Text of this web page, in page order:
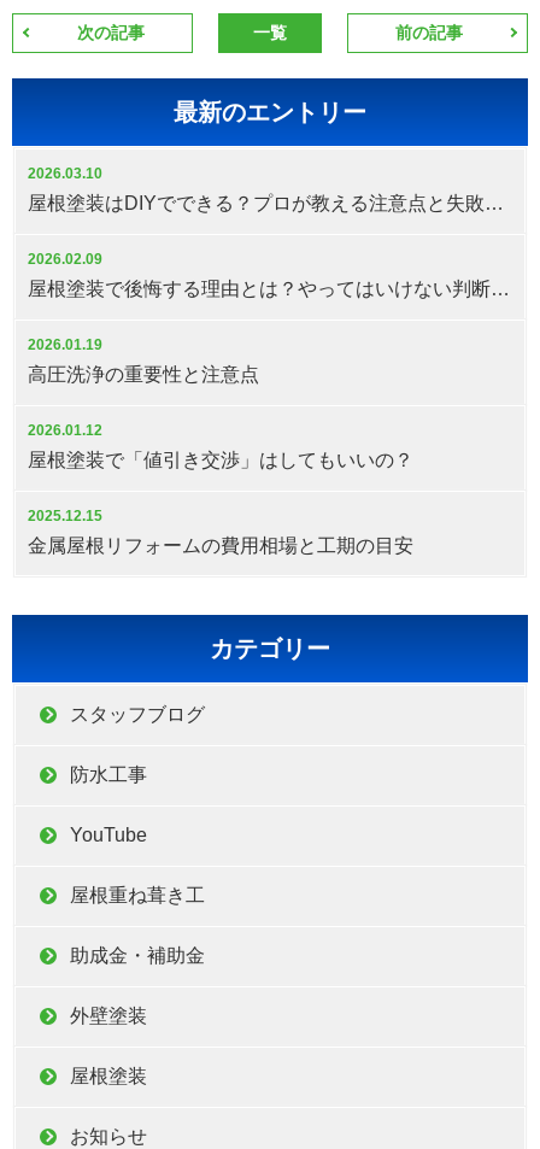
次の記事 一覧 前の記事
最新のエントリー
2026.03.10
屋根塗装はDIYでできる？プロが教える注意点と失敗しない判断基準
2026.02.09
屋根塗装で後悔する理由とは？やってはいけない判断と対策
2026.01.19
高圧洗浄の重要性と注意点
2026.01.12
屋根塗装で「値引き交渉」はしてもいいの？
2025.12.15
金属屋根リフォームの費用相場と工期の目安
カテゴリー
スタッフブログ
防水工事
YouTube
屋根重ね葺き工
助成金・補助金
外壁塗装
屋根塗装
お知らせ